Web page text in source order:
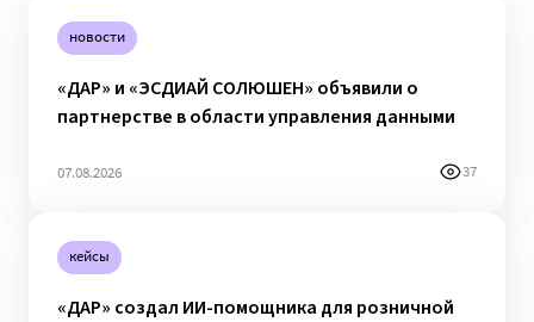
новости
«ДАР» и «ЭСДИАЙ СОЛЮШЕН» объявили о
партнерстве в области управления данными
07.08.2026 37
кейсы
«ДАР» создал ИИ-помощника для розничной